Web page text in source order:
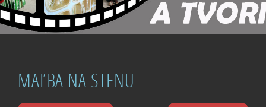
MAĽBA NA STENU